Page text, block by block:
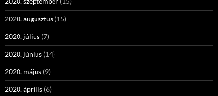
2020. augusztus (15)
2020. július (7)
2020. június (14)
2020. május (9)
2020. április (6)